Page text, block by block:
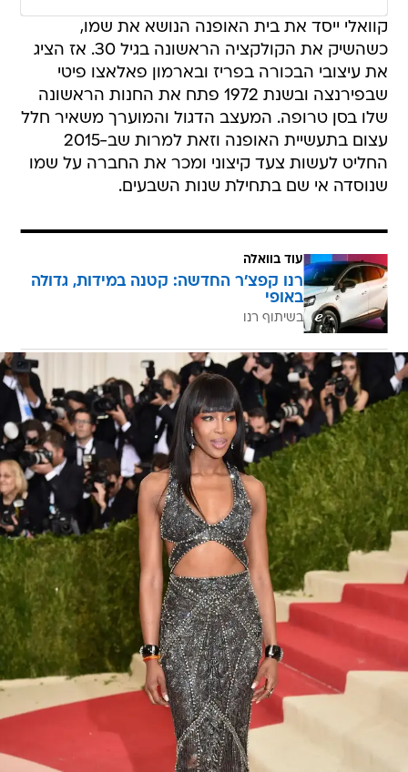
קוואלי ייסד את בית האופנה הנושא את שמו,
כשהשיק את הקולקציה הראשונה בגיל 30. אז הציג
את עיצובי הבכורה בפריז ובארמון פאלאצו פיטי
שבפירנצה ובשנת 1972 פתח את החנות הראשונה
שלו בסן טרופה. המעצב הדגול והמוערך משאיר חלל
עצום בתעשיית האופנה וזאת למרות שב-2015
החליט לעשות צעד קיצוני ומכר את החברה על שמו
שנוסדה אי שם בתחילת שנות השבעים.
עוד בוואלה
רנו קפצ'ר החדשה: קטנה במידות, גדולה
באופי
בשיתוף רנו